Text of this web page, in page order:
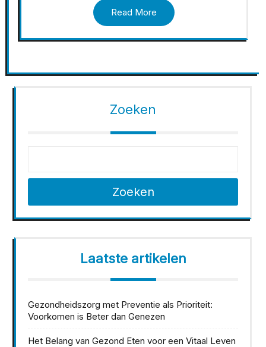
Read More
Zoeken
Zoeken
Laatste artikelen
Gezondheidszorg met Preventie als Prioriteit:
Voorkomen is Beter dan Genezen
Het Belang van Gezond Eten voor een Vitaal Leven